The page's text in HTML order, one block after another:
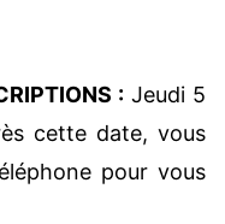
: Jeudi 5
cette date, vous
pour vous